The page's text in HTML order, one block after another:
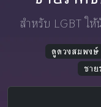
สำหรับ LGBT ใ
ดูดวงสมพงษ์
ชา